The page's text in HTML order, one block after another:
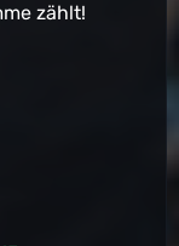
zählt!